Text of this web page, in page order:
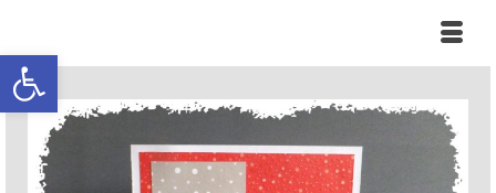
Ouvrir la barre d’outils